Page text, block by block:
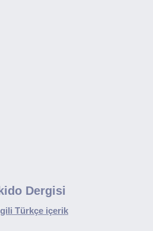
Dergisi
Türkçe içerik